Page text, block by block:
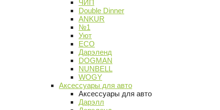
ЧИП
Double Dinner
ANKUR
№1
Уют
ECO
Дарэленд
DOGMAN
NUNBELL
WOGY
Аксессуары для авто
Аксессуары для авто
Дарэлл